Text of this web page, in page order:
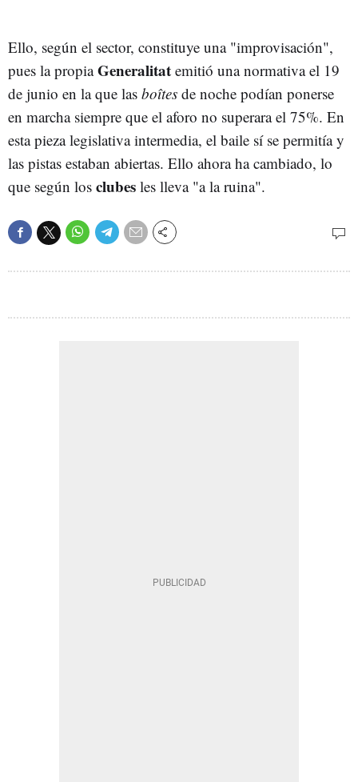
Ello, según el sector, constituye una "improvisación",
pues la propiaGeneralitat emitió una normativa el 19
de junio en la que las boîtes de noche podían ponerse
en marcha siempre que el aforo no superara el 75%. En
esta pieza legislativa intermedia, el baile sí se permitía y
las pistas estaban abiertas. Ello ahora ha cambiado, lo
que según los clubes les lleva "a la ruina".